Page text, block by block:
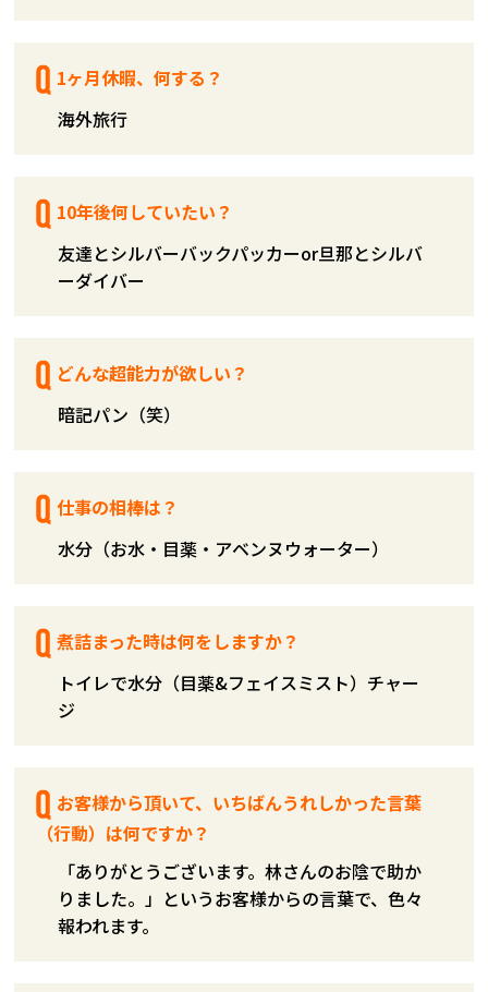
1ヶ月休暇、何する？
海外旅行
10年後何していたい？
友達とシルバーバックパッカーor旦那とシルバ
ーダイバー
どんな超能力が欲しい？
暗記パン（笑）
仕事の相棒は？
水分（お水・目薬・アベンヌウォーター）
煮詰まった時は何をしますか？
トイレで水分（目薬&フェイスミスト）チャー
ジ
お客様から頂いて、いちばんうれしかった言葉
（行動）は何ですか？
「ありがとうございます。林さんのお陰で助か
りました。」というお客様からの言葉で、色々
報われます。